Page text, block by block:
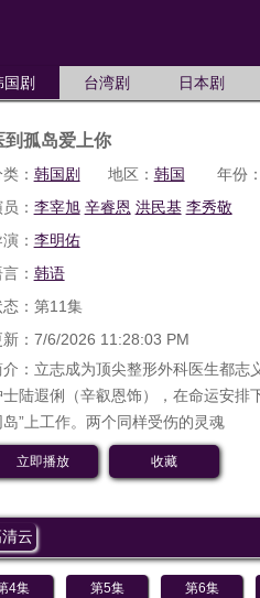
国剧 台湾剧 日本剧
到孤岛爱上你
： 韩国剧 地区： 韩国 年份：
： 李宰旭 辛睿恩 洪民基 李秀敬
： 李明佑
： 韩语
态：第11集
新：7/6/2026 11:28:03 PM
介：立志成为顶尖整形外科医生都志
士陆遐俐（辛叡恩饰），在命运安排
岛”上工作。两个同样受伤的灵魂
立即播放 收藏
云
4集 第5集 第6集